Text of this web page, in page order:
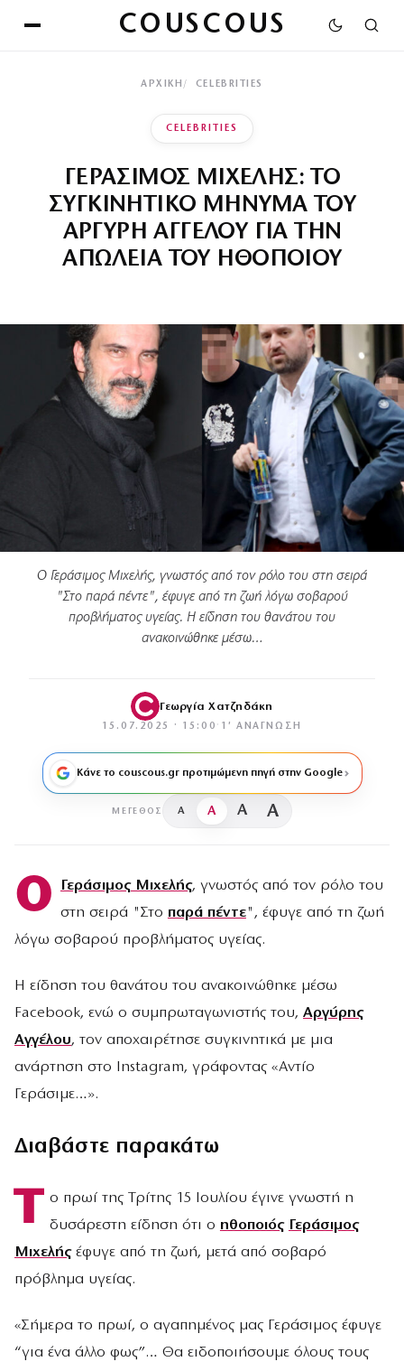
COUSCOUS
ΑΡΧΙΚΉ CELEBRITIES
CELEBRITIES
ΓΕΡΑΣΙΜΟΣ ΜΙΧΕΛΗΣ: ΤΟ
ΣΥΓΚΙΝΗΤΙΚΟ ΜΗΝΥΜΑ ΤΟΥ
ΑΡΓΥΡΗ ΑΓΓΕΛΟΥ ΓΙΑ ΤΗΝ
ΑΠΩΛΕΙΑ ΤΟΥ ΗΘΟΠΟΙΟΥ
Ο Γεράσιμος Μιχελής, γνωστός από τον ρόλο του στη σειρά
"Στο παρά πέντε", έφυγε από τη ζωή λόγω σοβαρού
προβλήματος υγείας. Η είδηση του θανάτου του
ανακοινώθηκε μέσω…
Γεωργία Χατζηδάκη
15.07.2025 · 15:00 · 1′ ΑΝΆΓΝΩΣΗ
Κάνε το couscous.gr προτιμώμενη πηγή στην Google
ΜΈΓΕΘΟΣ A A A A
Ο Γεράσιμος Μιχελής, γνωστός από τον ρόλο του
στη σειρά "Στο παρά πέντε", έφυγε από τη ζωή
λόγω σοβαρού προβλήματος υγείας.
Η είδηση του θανάτου του ανακοινώθηκε μέσω
Facebook, ενώ ο συμπρωταγωνιστής του, Αργύρης
Αγγέλου, τον αποχαιρέτησε συγκινητικά με μια
ανάρτηση στο Instagram, γράφοντας «Αντίο
Γεράσιμε…».
Διαβάστε παρακάτω
Τ ο πρωί της Τρίτης 15 Ιουλίου έγινε γνωστή η
δυσάρεστη είδηση ότι ο ηθοποιός Γεράσιμος
Μιχελήςέφυγε από τη ζωή, μετά από σοβαρό
πρόβλημα υγείας.
«Σήμερα το πρωί, ο αγαπημένος μας Γεράσιμος έφυγε
“για ένα άλλο φως”… Θα ειδοποιήσουμε όλους τους